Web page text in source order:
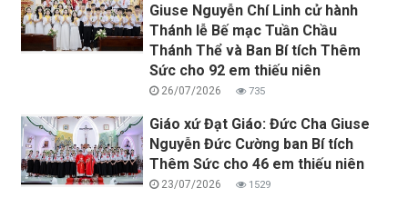
Giuse Nguyễn Chí Linh cử hành
Thánh lễ Bế mạc Tuần Chầu
Thánh Thể và Ban Bí tích Thêm
Sức cho 92 em thiếu niên
26/07/2026 735
Giáo xứ Đạt Giáo: Đức Cha Giuse
Nguyễn Đức Cường ban Bí tích
Thêm Sức cho 46 em thiếu niên
23/07/2026 1529